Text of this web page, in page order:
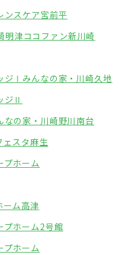
ンスケア宮前平
明津ココファン新川崎
ジⅠ みんなの家・川崎久地
ジⅡ
なの家・川崎野川南台
ェスタ麻生
プホーム
ーム高津
プホーム2号館
プホーム